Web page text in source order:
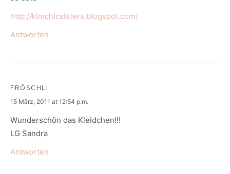
http://kimchicsisters.blogspot.com/
Antworten
FRÖSCHLI
says:
15 März, 2011 at 12:54 p.m.
Wunderschön das Kleidchen!!!
LG Sandra
Antworten